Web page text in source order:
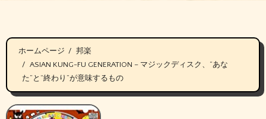
ホームページ
邦楽
ASIAN KUNG-FU GENERATION – マジックディスク、“あな
た”と“終わり”が意味するもの